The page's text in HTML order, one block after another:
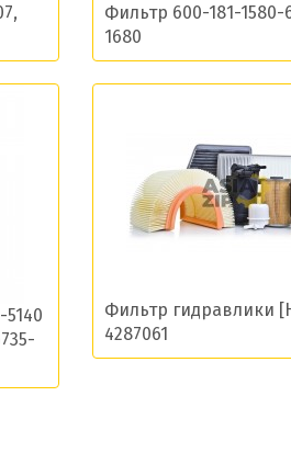
Фильтр 600-181-1580-
1680
Фильтр гидравлики
4287061